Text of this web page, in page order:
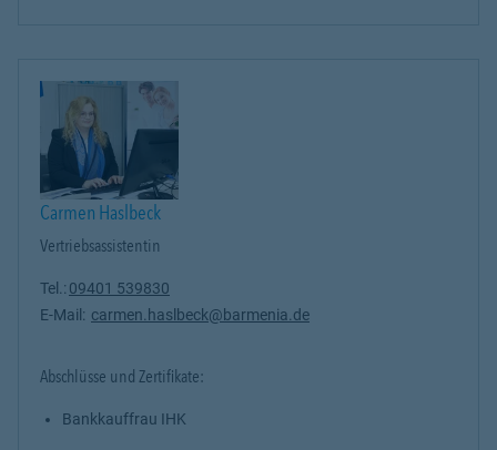
Carmen Haslbeck
Vertriebsassistentin
Tel.: 09401 539830
E-Mail: carmen.haslbeck@barmenia.de
Abschlüsse und Zertifikate:
Bankkauffrau IHK